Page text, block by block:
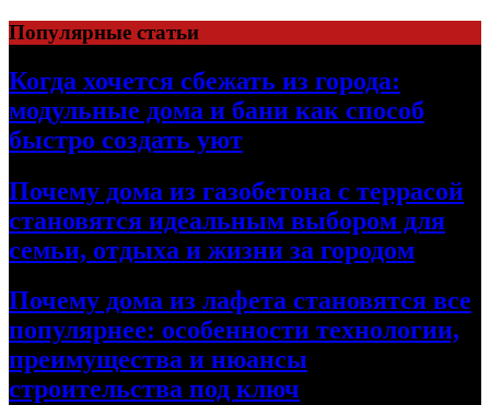
Перейти
к
содержимому
Популярные статьи
Когда хочется сбежать из города:
модульные дома и бани как способ
быстро создать уют
Почему дома из газобетона с террасой
становятся идеальным выбором для
семьи, отдыха и жизни за городом
Почему дома из лафета становятся все
популярнее: особенности технологии,
преимущества и нюансы
строительства под ключ